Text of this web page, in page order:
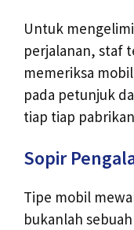
Untuk
perjalanan, staf
memeriksa
pada petunjuk
tiap tiap
Sopir
Tipe mobil
bukanlah